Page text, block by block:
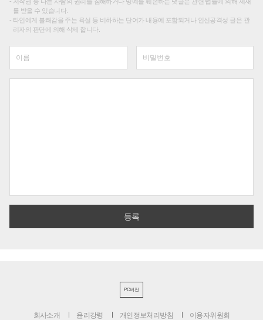
를 받을 수 있습니다.
타인에게 불쾌감을 주는 욕설 등 비하하는 단어가 내용에 포함되거나 인신공격성 글은 관
리자의 판단에 의해 삭제 합니다.
PC버전
회사소개 윤리강령 개인정보처리방침 이용자위원회